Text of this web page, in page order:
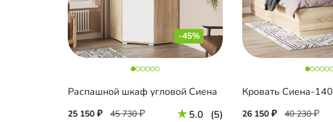
-45%
Распашной шкаф угловой Сиена
25 150 45 730 5.0 (5)
Кровать Сиена-140
26 150 40 230